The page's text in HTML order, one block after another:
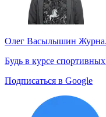
Олег Васылышин
Будь в курсе
Подписаться в Google